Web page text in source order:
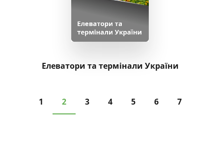
Елеватори та термінали України
1 2 3 4 5 6 7